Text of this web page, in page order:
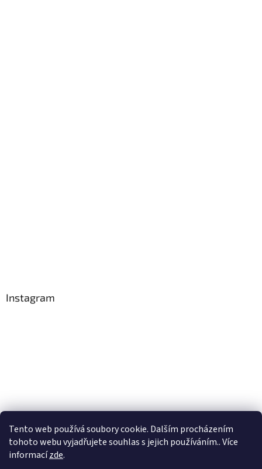
Tento web používá soubory cookie. Dalším procházením
tohoto webu vyjadřujete souhlas s jejich používáním.. Více
informacízde.
Instagram
Sledovat na Instagramu